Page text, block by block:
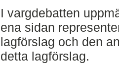
I vargdebatten
ena sidan
lagförslag och den
detta lagförslag.